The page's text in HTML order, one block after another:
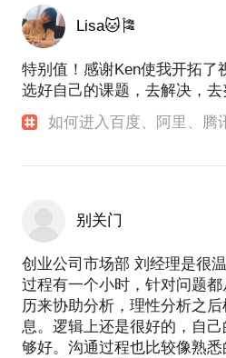
Lisa🐱🎏
特别值！感谢Ken使我开拓了
选好自己的课题，去解决，去
如何进入百度、阿里、腾
别关门
创业公司市场部 刘经理是很
过程有一个小时，针对问题
历来协助分析，理性分析之
息。逻辑上还是很好的，自
够好。沟通过程也比较像熟